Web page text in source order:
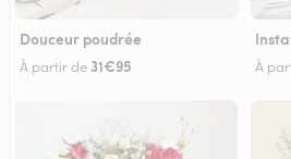
Douceur poudrée
À partir de 31€95 À